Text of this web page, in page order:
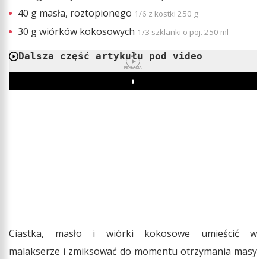
40 g masła, roztopionego 1/6 z kostki 250 g
30 g wiórków kokosowych 1/3 szklanki o poj. 250 ml
Dalsza część artykułu pod video
REKLAMA
Play
Ciastka, masło i wiórki kokosowe umieścić w
malakserze i zmiksować do momentu otrzymania masy